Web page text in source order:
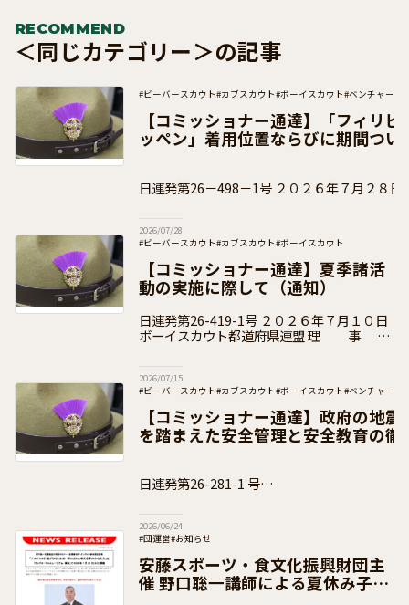
RECOMMEND
＜同じカテゴリー＞の記事
#ビーバースカウト#カブスカウト#ボーイスカウト#ベンチャース
#団運営
#加盟員向け
【コミッショナー通達】「フィリ
ッペン」着用位置ならびに期間つい
日連発第26－498－1号 ２０２６年７月２８日 ボーイスカウト都
2026/07/28
#ビーバースカウト#カブスカウト#ボーイスカウト
#ベンチャースカウト
#ローバースカウト #団運営 #加盟員向け
【コミッショナー通達】夏季諸活
動の実施に際して（通知）
日連発第26-419-1号 ２０２６年７月１０日
ボーイスカウト都道府県連盟 理 事
2026/07/15
#ビーバースカウト#カブスカウト#ボーイスカウト#ベンチャース
#団運営
【コミッショナー通達】政府の地
を踏まえた安全管理と安全教育の徹
日連発第26-281-1 号
2026/06/24
#団運営#お知らせ
安藤スポーツ・食文化振興財団主
催 野口聡一講師による夏休み子ど